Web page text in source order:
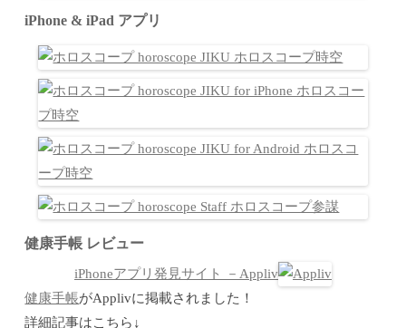
iPhone & iPad アプリ
健康手帳 レビュー
iPhoneアプリ発見サイト －Appliv
健康手帳がApplivに掲載されました！
詳細記事はこちら↓